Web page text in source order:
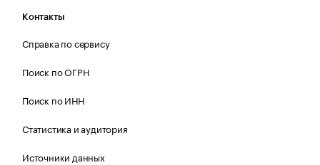
Контакты
Справка по сервису
Поиск по ОГРН
Поиск по ИНН
Статистика и аудитория
Источники данных